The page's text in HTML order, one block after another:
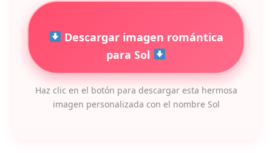
Descargar imagen romántica
para Sol
Haz clic en el botón para descargar esta hermosa
imagen personalizada con el nombre Sol